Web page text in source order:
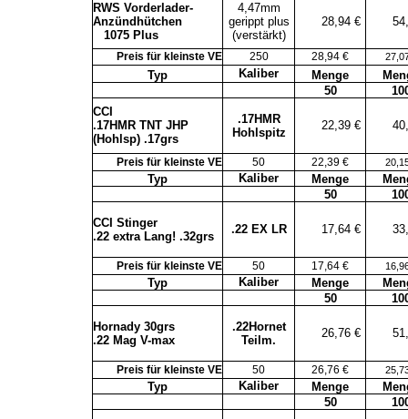
RWS Vorderlader-
Anzündhütchen
1075 Plus
4,47mm
gerippt plus
(verstärkt)
28,94 €
Preis für kleinste VE 250 28,94 €
Typ Kaliber Menge
50
CCI
.17HMR TNT JHP
(Hohlsp) .17grs
.17HMR
Hohlspitz
22,39 €
Preis für kleinste VE 50 22,39 €
Typ Kaliber Menge
50
CCI Stinger
.22 extra Lang! .32grs
.22 EX LR 17,64 €
Preis für kleinste VE 50 17,64 €
Typ Kaliber Menge
50
Hornady 30grs
.22 Mag V-max
.22Hornet
Teilm.
26,76 €
Preis für kleinste VE 50 26,76 €
Typ Kaliber Menge
50